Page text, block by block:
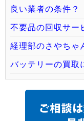
良い業者の条件？
不要品の回収サー
経理部のさやちゃ
バッテリーの買取